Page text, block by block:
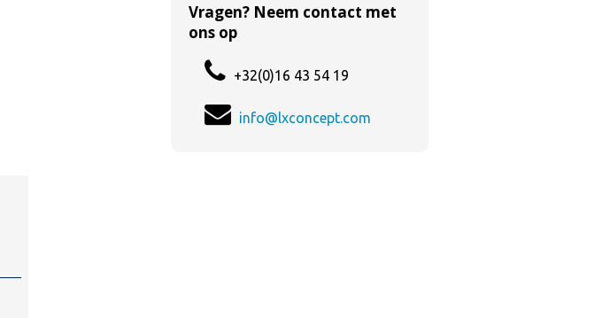
Vragen? Neem contact met
ons op
+32(0)16 43 54 19
info@lxconcept.com